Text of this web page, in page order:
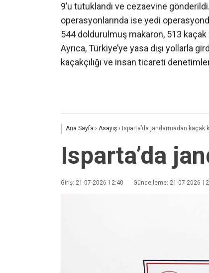
9’u tutuklandı ve cezaevine
operasyonlarında ise yedi
544 doldurulmuş makaron, 513
Ayrıca, Türkiye’ye yasa dışı
kaçakçılığı ve insan ticareti
Ana Sayfa › Asayiş › Isparta’da jandarmadan kaçak
Isparta’da
Giriş: 21-07-2026 12:40 Güncelleme: 21-07-2026